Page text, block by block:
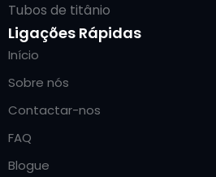
Tubos de titânio
Ligações Rápidas
Início
Sobre nós
Contactar-nos
FAQ
Blogue